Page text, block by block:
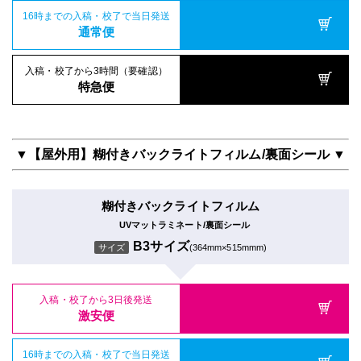
16時までの入稿・校了で当日発送
通常便
入稿・校了から3時間（要確認）
特急便
▼【屋外用】糊付きバックライトフィルム/裏面シール ▼
糊付きバックライトフィルム
UVマットラミネート/裏面シール
サイズ B3サイズ(364mm×515mmm)
入稿・校了から3日後発送
激安便
16時までの入稿・校了で当日発送